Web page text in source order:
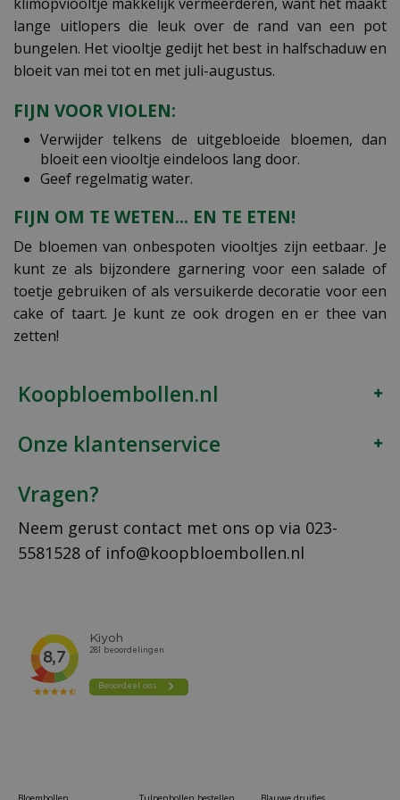
lange uitlopers die leuk over de rand van een pot
bungelen. Het viooltje gedijt het best in halfschaduw en
bloeit van mei tot en met juli-augustus.
FIJN VOOR VIOLEN:
Verwijder telkens de uitgebloeide bloemen, dan
bloeit een viooltje eindeloos lang door.
Geef regelmatig water.
FIJN OM TE WETEN... EN TE ETEN!
De bloemen van onbespoten viooltjes zijn eetbaar. Je
kunt ze als bijzondere garnering voor een salade of
toetje gebruiken of als versuikerde decoratie voor een
cake of taart. Je kunt ze ook drogen en er thee van
zetten!
Koopbloembollen.nl
Onze klantenservice
Vragen?
Neem gerust contact met ons op via 023-
5581528 of info@koopbloembollen.nl